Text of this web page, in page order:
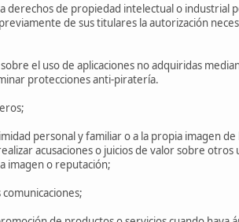
derechos de propiedad intelectual o industrial
de sus titulares la autorización
el uso de aplicaciones no adquiridas
protecciones anti-piratería.
personal y familiar o a la propia imagen de
acusaciones o juicios de valor sobre otros
imagen o reputación;